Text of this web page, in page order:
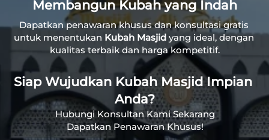
Kubah Masjid GRC
Solusi Terbaik untuk Anda
Membangun Kubah yang Indah
Dapatkan penawaran khusus dan konsultasi gratis
untuk menentukan Kubah Masjid yang ideal, dengan
kualitas terbaik dan harga kompetitif.
Siap Wujudkan Kubah Masjid Impian